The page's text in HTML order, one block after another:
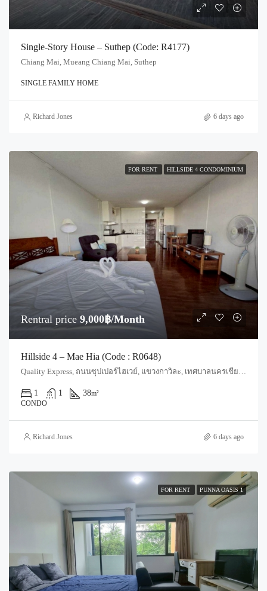
Single-Story House – Suthep (Code: R4177)
Chiang Mai, Mueang Chiang Mai, Suthep
SINGLE FAMILY HOME
Richard Jones 6 days ago
FOR RENT HILLSIDE 4 CONDOMINIUM
Rentral price 9,000฿/Month
Hillside 4 – Mae Hia (Code : R0648)
1 1 38m²
CONDO
Richard Jones 6 days ago
FOR RENT PUNNA OASIS 1